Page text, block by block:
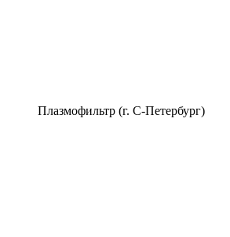
Плазмофильтр (г. С-Петербург)